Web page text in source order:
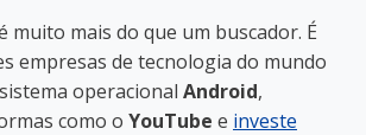
muito mais do que um buscador. É
empresas de tecnologia do mundo
operacional Android,
como o YouTube e investe